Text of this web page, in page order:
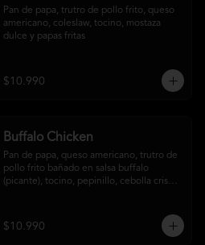
Pan de papa, trutro de pollo frito, queso
americano, coleslaw, tocino, mostaza
dulce y papas fritas
$10.990
Buffalo Chicken
Pan de papa, queso americano, trutro de
pollo frito bañado en salsa buffalo
(picante), tocino, pepinillo, cebolla crispy,
$10.990